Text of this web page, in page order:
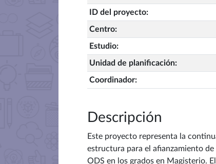
ID del proyecto:
Centro:
Estudio:
Unidad de planificación:
Coordinador:
Descripción
Este proyecto representa la
estructura para el afianzamiento
ODS en los grados en Magisterio.